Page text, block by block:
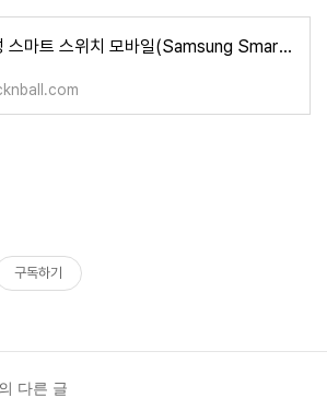
삼성 스마트 스위치 모바일(Samsung Smart Switch Mobile)
구독하기
다른 글